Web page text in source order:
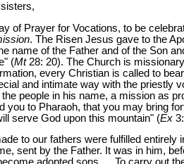
of Prayer for Vocations, to be
. The Risen Jesus gave to the
name of the Father and of the Son
(Mt28: 20). The Church is
every Christian is called to
and intimate way with the priestly
people in his name, a mission as
you to Pharaoh, that you may bring
serve God upon this mountain" (Ex
to our fathers were fulfilled
sent by the Father. It was in him,